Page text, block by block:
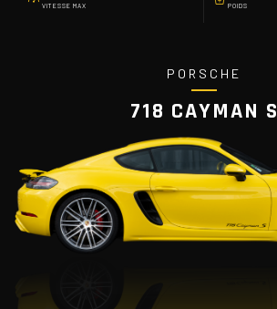
VITESSE MAX POIDS
PORSCHE
718 CAYMAN S